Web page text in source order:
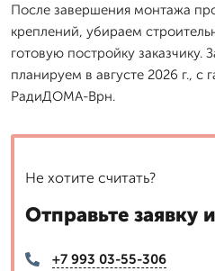
После завершения монтажа
креплений, убираем
готовую постройку заказчику.
планируем в августе 2026 г., с
РадиДОМА-Врн.
Не хотите считать?
Отправьте заявку
+7 993 03-55-306